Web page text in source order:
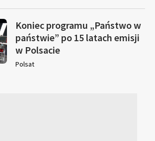
Koniec programu „Państwo w
państwie” po 15 latach emisji
w Polsacie
Polsat